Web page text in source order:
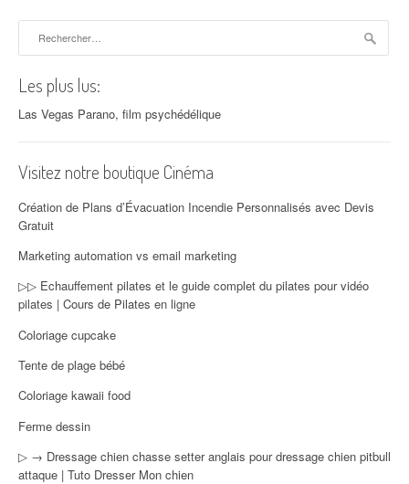
Les plus lus:
Las Vegas Parano, film psychédélique
Visitez notre boutique Cinéma
Création de Plans d’Évacuation Incendie Personnalisés avec Devis
Gratuit
Marketing automation vs email marketing
▷▷ Echauffement pilates et le guide complet du pilates pour vidéo
pilates | Cours de Pilates en ligne
Coloriage cupcake
Tente de plage bébé
Coloriage kawaii food
Ferme dessin
▷ → Dressage chien chasse setter anglais pour dressage chien pitbull
attaque | Tuto Dresser Mon chien